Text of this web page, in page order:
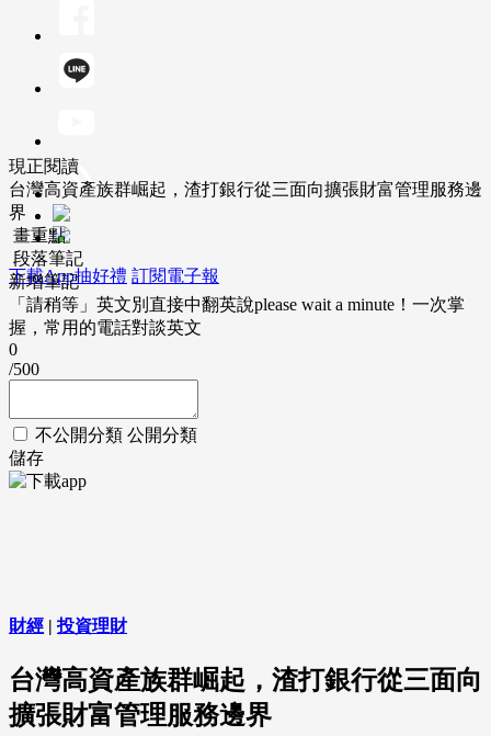
下載App抽好禮 訂閱電子報
現正閱讀
台灣高資產族群崛起，渣打銀行從三面向擴張財富管理服務邊
界
畫重點
段落筆記
新增筆記
「請稍等」英文別直接中翻英說please wait a minute！一次掌
握，常用的電話對談英文
0
/500
不公開分類 公開分類
儲存
財經 | 投資理財
台灣高資產族群崛起，渣打銀行從三面向
擴張財富管理服務邊界